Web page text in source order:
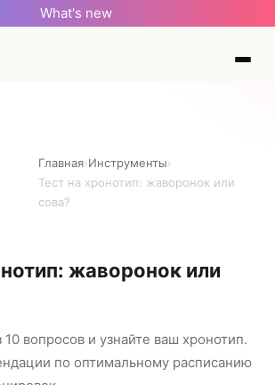
What's new
Главная›Инструменты›
Тест на хронотип: жаворонок или
сова?
жаворонок или
вопросов и узнайте ваш хронотип.
по оптимальному расписанию